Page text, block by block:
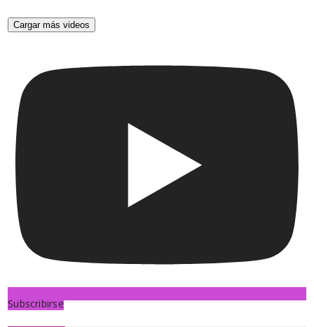
Cargar más videos
Subscribirse